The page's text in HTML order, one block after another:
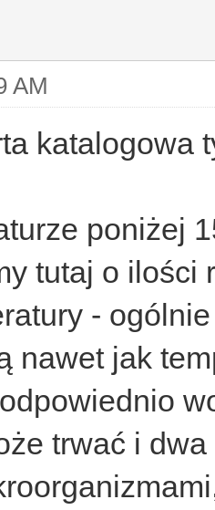
AM
katalogowa
poniżej
tutaj o ilości
-
nawet jak
trwać i